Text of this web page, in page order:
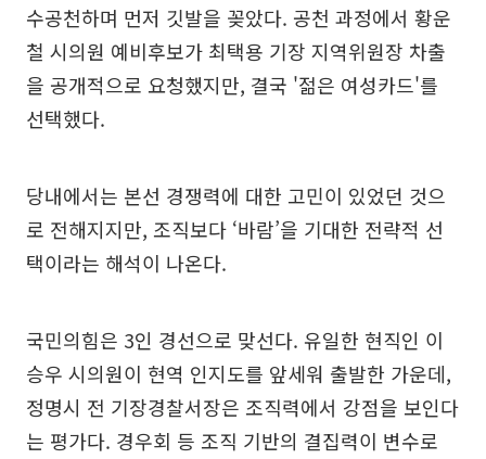
수공천하며 먼저 깃발을 꽂았다. 공천 과정에서 황운
철 시의원 예비후보가 최택용 기장 지역위원장 차출
을 공개적으로 요청했지만, 결국 '젊은 여성카드'를
선택했다.
당내에서는 본선 경쟁력에 대한 고민이 있었던 것으
로 전해지지만, 조직보다 ‘바람’을 기대한 전략적 선
택이라는 해석이 나온다.
국민의힘은 3인 경선으로 맞선다. 유일한 현직인 이
승우 시의원이 현역 인지도를 앞세워 출발한 가운데,
정명시 전 기장경찰서장은 조직력에서 강점을 보인다
는 평가다. 경우회 등 조직 기반의 결집력이 변수로